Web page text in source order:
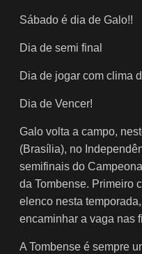
Sábado é dia de Galo!!
Dia de semi final
Dia de jogar com clima
Dia de Vencer!
Galo volta a campo,
(Brasília), no
semifinais do
da Tombense. Primeiro
elenco nesta
encaminhar a vaga nas
A Tombense é sempre